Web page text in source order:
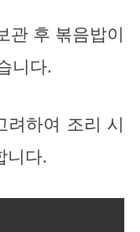
관 후 볶음밥이
니다.
려하여 조리 시
니다.